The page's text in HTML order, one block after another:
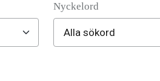
Nyckelord